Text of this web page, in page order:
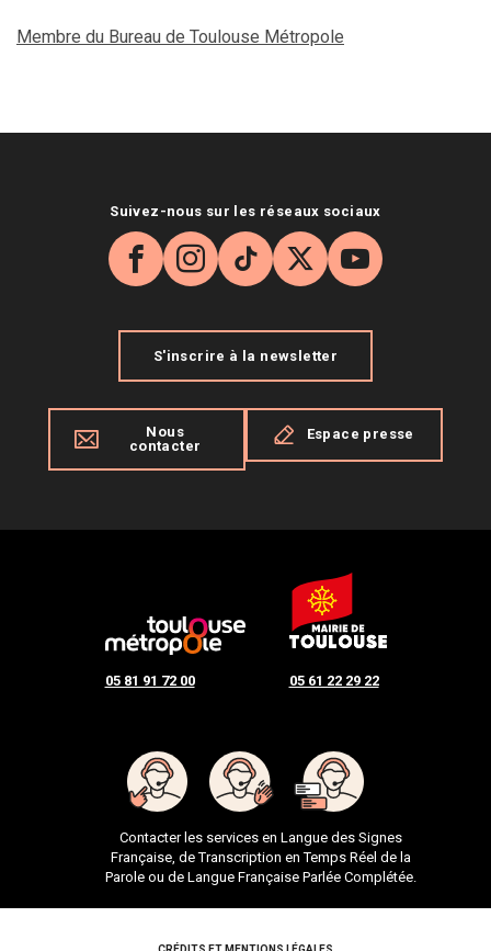
Membre du Bureau de Toulouse Métropole
05 81 91 72 00 05 61 22 29 22
Contacter les services en Langue des Signes
Française, de Transcription en Temps Réel de la
Parole ou de Langue Française Parlée Complétée.
Suivez-nous sur les réseaux sociaux
Facebook
Instagram
TikTok
X YouTube
S'inscrire à la newsletter
Nous
contacter
Espace presse